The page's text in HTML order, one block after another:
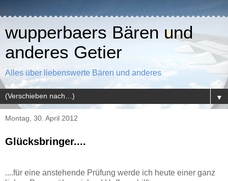
wupperbaers Bären und
anderes Getier
Alles über liebenswerte Bären und anderes
▼
Montag, 30. April 2012
Glücksbringer....
....für eine anstehende Prüfung werde ich heute einer ganz